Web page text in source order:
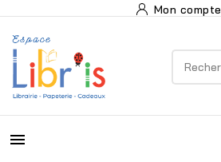
Mon compte
